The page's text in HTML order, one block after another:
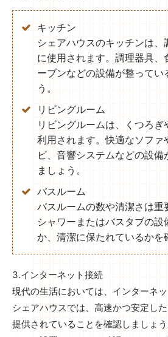
キッチン
シェアハウスのキッチンは、
に使用されます。調理器具、
ーブンなどの設備が整ってい
う。
リビングルーム
リビングルームは、くつろぎ
利用されます。快適なソファ
ビ、音響システムなどの設備
ましょう。
バスルーム
バスルームの数や清潔さは重
シャワーまたはバスタブの設
か、清潔に保たれているかを
3.インターネット接続
現代の生活においては、インターネッ
シェアハウスでは、高速かつ安定し
提供されていることを確認しましょ